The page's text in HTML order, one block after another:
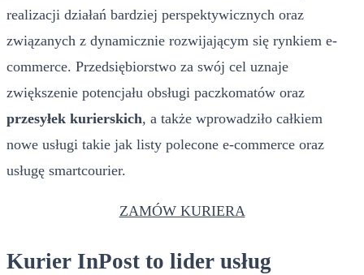
realizacji działań bardziej perspektywicznych oraz
związanych z dynamicznie rozwijającym się rynkiem e-
commerce. Przedsiębiorstwo za swój cel uznaje
zwiększenie potencjału obsługi paczkomatów oraz
przesyłek kurierskich, a także wprowadziło całkiem
nowe usługi takie jak listy polecone e-commerce oraz
usługę smartcourier.
ZAMÓW KURIERA
Kurier InPost to lider usług